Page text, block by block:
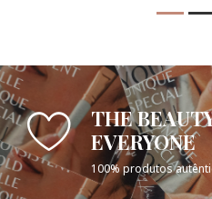
THE
EVERYONE
100% produtos